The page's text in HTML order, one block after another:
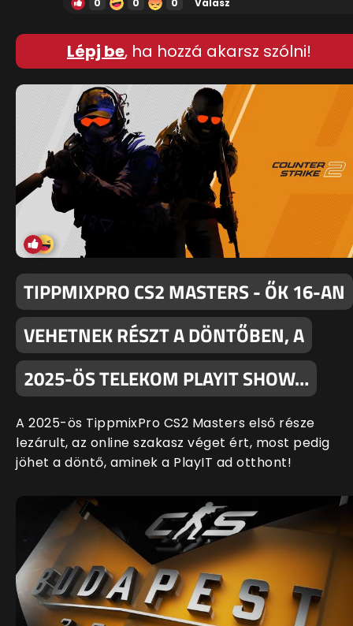
0 0 0 Válasz
Lépj be, ha hozzá akarsz szólni!
TIPPMIXPRO CS2 MASTERS - ŐK 16-AN
VEHETNEK RÉSZT A DÖNTŐBEN, A
2025-ÖS TELEKOM PLAYIT SHOW…
A 2025-ös TippmixPro CS2 Masters első része
lezárult, az online szakasz véget ért, most pedig
jöhet a döntő, aminek a PlayIT ad otthont!